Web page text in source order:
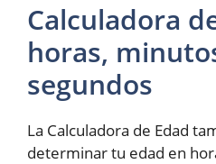
Calculadora
horas,
segundos
La Calculadora de Edad
determinar tu edad en